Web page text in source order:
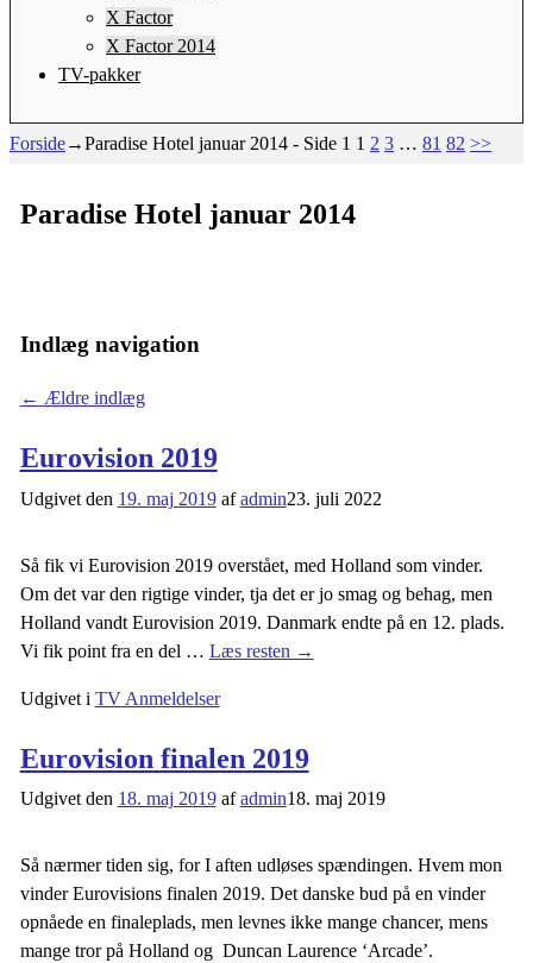
X Factor
X Factor 2014
TV-pakker
Forside→Paradise Hotel januar 2014 - Side 1 1 2 3 … 81 82 >>
Paradise Hotel januar 2014
Indlæg navigation
← Ældre indlæg
Eurovision 2019
Udgivet den 19. maj 2019 afadmin23. juli 2022
Så fik vi Eurovision 2019 overstået, med Holland som vinder.
Om det var den rigtige vinder, tja det er jo smag og behag, men
Holland vandt Eurovision 2019. Danmark endte på en 12. plads.
Vi fik point fra en del … Læs resten →
Udgivet i TV Anmeldelser
Eurovision finalen 2019
Udgivet den 18. maj 2019 afadmin18. maj 2019
Så nærmer tiden sig, for I aften udløses spændingen. Hvem mon
vinder Eurovisions finalen 2019. Det danske bud på en vinder
opnåede en finaleplads, men levnes ikke mange chancer, mens
mange tror på Holland og Duncan Laurence ‘Arcade’.